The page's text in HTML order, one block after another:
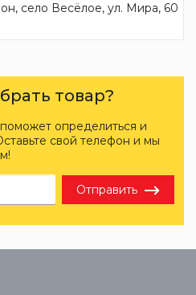
товар?
определиться и
свой телефон и мы
Отправить